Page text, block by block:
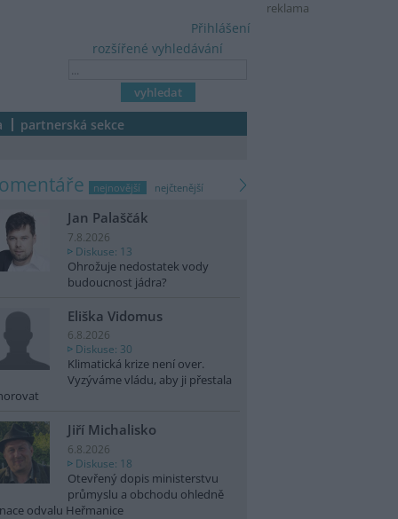
reklama
rozšířené vyhledávání
Přihlášení
partnerská sekce
nejnovější nejčtenější
Jan Palaščák
7.8.2026
Diskuse: 13
Ohrožuje nedostatek vody
budoucnost jádra?
Eliška Vidomus
6.8.2026
Diskuse: 30
Klimatická krize není over.
Vyzýváme vládu, aby ji přestala
Jiří Michalisko
6.8.2026
Diskuse: 18
Otevřený dopis ministerstvu
průmyslu a obchodu ohledně
odvalu Heřmanice